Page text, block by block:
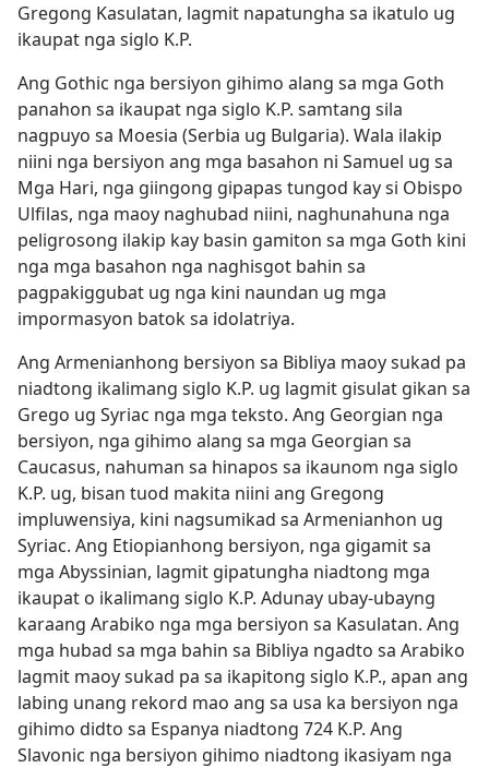
Gregong Kasulatan, lagmit napatungha sa ikatulo ug
ikaupat nga siglo K.P.
Ang Gothic nga bersiyon gihimo alang sa mga Goth
panahon sa ikaupat nga siglo K.P. samtang sila
nagpuyo sa Moesia (Serbia ug Bulgaria). Wala ilakip
niini nga bersiyon ang mga basahon ni Samuel ug sa
Mga Hari, nga giingong gipapas tungod kay si Obispo
Ulfilas, nga maoy naghubad niini, naghunahuna nga
peligrosong ilakip kay basin gamiton sa mga Goth kini
nga mga basahon nga naghisgot bahin sa
pagpakiggubat ug nga kini naundan ug mga
impormasyon batok sa idolatriya.
Ang Armenianhong bersiyon sa Bibliya maoy sukad pa
niadtong ikalimang siglo K.P. ug lagmit gisulat gikan sa
Grego ug Syriac nga mga teksto. Ang Georgian nga
bersiyon, nga gihimo alang sa mga Georgian sa
Caucasus, nahuman sa hinapos sa ikaunom nga siglo
K.P. ug, bisan tuod makita niini ang Gregong
impluwensiya, kini nagsumikad sa Armenianhon ug
Syriac. Ang Etiopianhong bersiyon, nga gigamit sa
mga Abyssinian, lagmit gipatungha niadtong mga
ikaupat o ikalimang siglo K.P. Adunay ubay-ubayng
karaang Arabiko nga mga bersiyon sa Kasulatan. Ang
mga hubad sa mga bahin sa Bibliya ngadto sa Arabiko
lagmit maoy sukad pa sa ikapitong siglo K.P., apan ang
labing unang rekord mao ang sa usa ka bersiyon nga
gihimo didto sa Espanya niadtong 724 K.P. Ang
Slavonic nga bersiyon gihimo niadtong ikasiyam nga